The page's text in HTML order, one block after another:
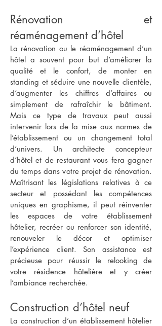
Rénovation et
réaménagement d’hôtel
La rénovation ou le réaménagement d’un
hôtel a souvent pour but d’améliorer la
qualité et le confort, de monter en
standing et séduire une nouvelle clientèle,
d’augmenter les chiffres d’affaires ou
simplement de rafraîchir le bâtiment.
Mais ce type de travaux peut aussi
intervenir lors de la mise aux normes de
l’établissement ou un changement total
d’univers. Un architecte concepteur
d’hôtel et de restaurant vous fera gagner
du temps dans votre projet de rénovation.
Maîtrisant les législations relatives à ce
secteur et possédant les compétences
uniques en graphisme, il peut réinventer
les espaces de votre établissement
hôtelier, recréer ou renforcer son identité,
renouveler le décor et optimiser
l’expérience client. Son assistance est
précieuse pour réussir le relooking de
votre résidence hôtelière et y créer
l’ambiance recherchée.
Construction d’hôtel neuf
La construction d’un établissement hôtelier